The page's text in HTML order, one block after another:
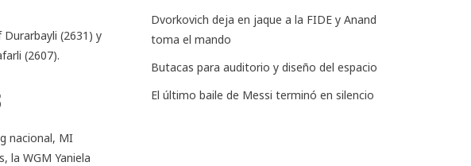
(2631) y
(2607).
nacional, MI
la WGM Yaniela
Dvorkovich deja en jaque a la FIDE y Anand
toma el mando
Butacas para auditorio y diseño del espacio
El último baile de Messi terminó en silencio